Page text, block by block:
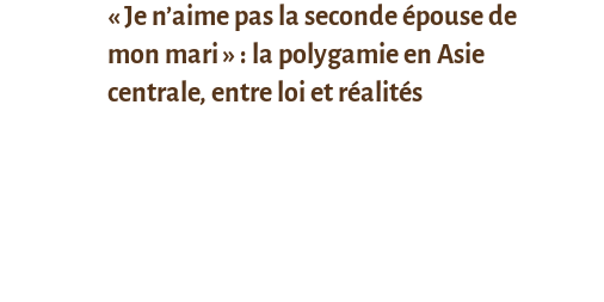
« Je n’aime pas la seconde épouse de
mon mari » : la polygamie en Asie
centrale, entre loi et réalités